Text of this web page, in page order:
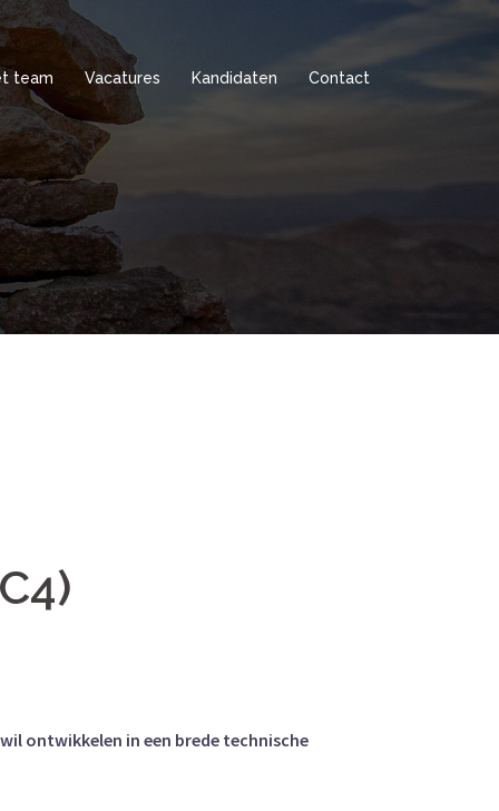
team Vacatures Kandidaten Contact
wil ontwikkelen in een brede technische